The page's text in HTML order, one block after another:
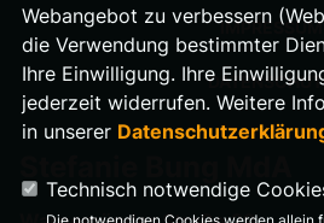
IMPRESSUM
Webangebot zu verbessern
die Verwendung bestimmter
Ihre Einwilligung. Ihre
jederzeit widerrufen. Weitere
in unserer
Technisch notwendige